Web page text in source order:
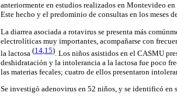
anteriormente en estudios realizados en Montevideo
Este hecho y el predominio de consultas en los meses
La diarrea asociada a rotavirus se presenta más
electrolíticas muy importantes, acompañarse con
la lactosa (14 15) . Los niños asistidos en el CASMU
deshidratación y la intolerancia a la lactosa fue poco
las materias fecales; cuatro de ellos presentaron
Se investigó adenovirus en 52 niños, y se identificó en